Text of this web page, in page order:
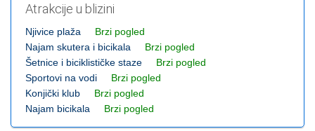
Atrakcije u blizini
Njivice plaža
Brzi pogled
Najam skutera i bicikala
Brzi pogled
Šetnice i biciklističke staze
Brzi pogled
Sportovi na vodi
Brzi pogled
Konjički klub
Brzi pogled
Najam bicikala
Brzi pogled